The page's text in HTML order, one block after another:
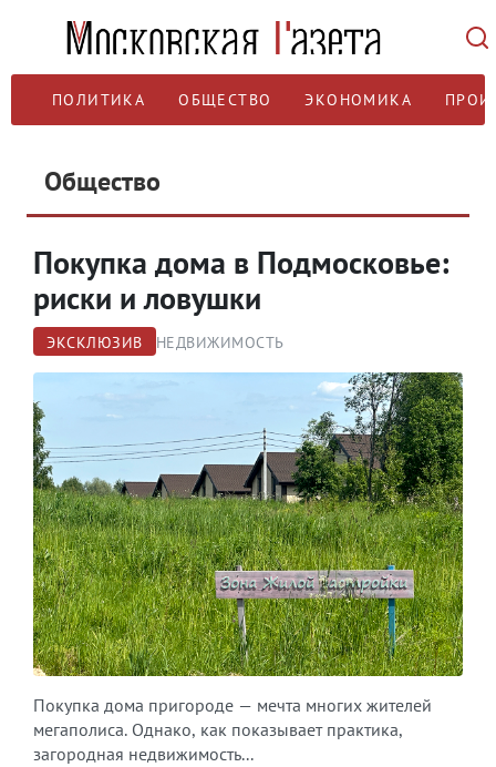
ПОЛИТИКА ОБЩЕСТВО ЭКОНОМИКА
Общество
Покупка дома в Подмосковье:
риски и ловушки
ЭКСКЛЮЗИВ НЕДВИЖИМОСТЬ
Покупка дома пригороде — мечта многих жителей
мегаполиса. Однако, как показывает практика,
загородная недвижимость...